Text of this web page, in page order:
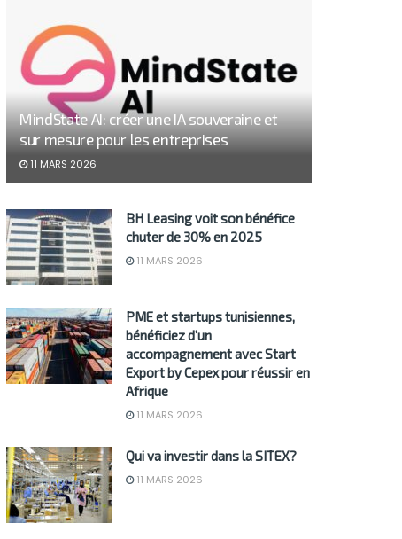
MindState AI: créer une IA souveraine et
sur mesure pour les entreprises
11 MARS 2026
BH Leasing voit son bénéfice
chuter de 30% en 2025
11 MARS 2026
PME et startups tunisiennes,
bénéficiez d’un
accompagnement avec Start
Export by Cepex pour réussir en
Afrique
11 MARS 2026
Qui va investir dans la SITEX?
11 MARS 2026